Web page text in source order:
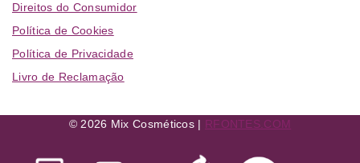
Direitos do Consumidor
Política de Cookies
Política de Privacidade
Livro de Reclamação
© 2026 Mix Cosméticos | RFONTES.COM